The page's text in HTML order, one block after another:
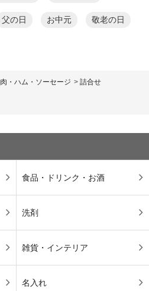
父の日 お中元 敬老の日
肉・ハム・ソーセージ > 詰合せ
食品・ドリンク・お酒
洗剤
雑貨・インテリア
名入れ